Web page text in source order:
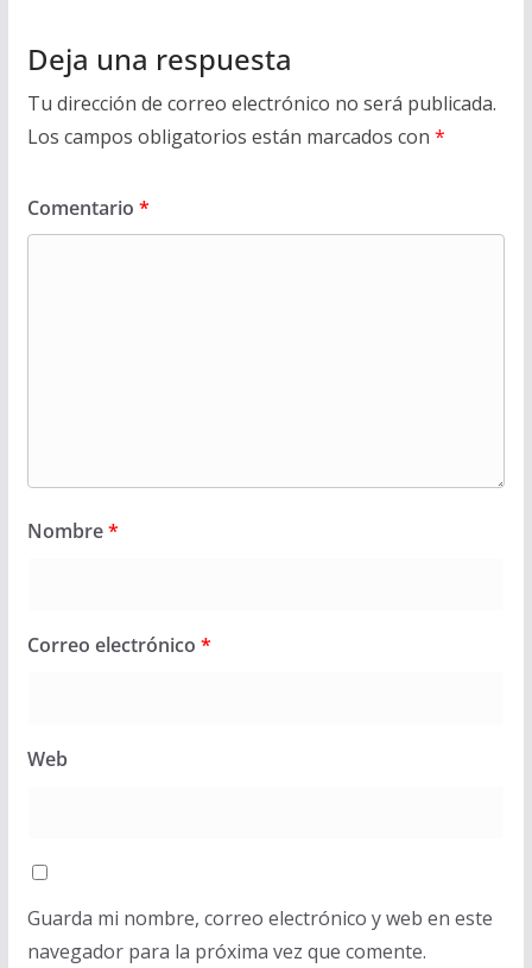
Deja una respuesta
Tu dirección de correo electrónico no será publicada.
Los campos obligatorios están marcados con *
Comentario *
Nombre*
Correo electrónico *
Web
Guarda mi nombre, correo electrónico y web en este
navegador para la próxima vez que comente.